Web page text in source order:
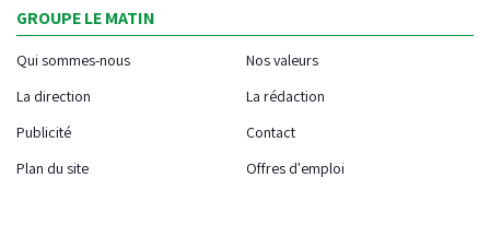
GROUPE LE MATIN
Qui sommes-nous
Nos valeurs
La direction
La rédaction
Publicité
Contact
Plan du site
Offres d'emploi